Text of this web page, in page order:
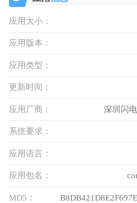
应用大小：
应用版本：
应用类型：
更新时间：
应用厂商： 深圳闪
系统要求：
应用语言：
应用包名：
MD5：